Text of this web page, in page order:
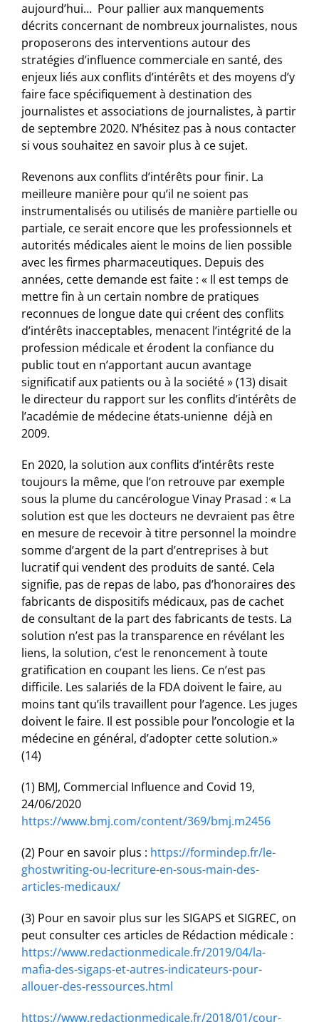
aujourd’hui… Pour pallier aux manquements
décrits concernant de nombreux journalistes, nous
proposerons des interventions autour des
stratégies d’influence commerciale en santé, des
enjeux liés aux conflits d’intérêts et des moyens d’y
faire face spécifiquement à destination des
journalistes et associations de journalistes, à partir
de septembre 2020. N’hésitez pas à nous contacter
si vous souhaitez en savoir plus à ce sujet.
Revenons aux conflits d’intérêts pour finir. La
meilleure manière pour qu’il ne soient pas
instrumentalisés ou utilisés de manière partielle ou
partiale, ce serait encore que les professionnels et
autorités médicales aient le moins de lien possible
avec les firmes pharmaceutiques. Depuis des
années, cette demande est faite : « Il est temps de
mettre fin à un certain nombre de pratiques
reconnues de longue date qui créent des conflits
d’intérêts inacceptables, menacent l’intégrité de la
profession médicale et érodent la confiance du
public tout en n’apportant aucun avantage
significatif aux patients ou à la société » (13) disait
le directeur du rapport sur les conflits d’intérêts de
l’académie de médecine états-unienne déjà en
2009.
En 2020, la solution aux conflits d’intérêts reste
toujours la même, que l’on retrouve par exemple
sous la plume du cancérologue Vinay Prasad : « La
solution est que les docteurs ne devraient pas être
en mesure de recevoir à titre personnel la moindre
somme d’argent de la part d’entreprises à but
lucratif qui vendent des produits de santé. Cela
signifie, pas de repas de labo, pas d’honoraires des
fabricants de dispositifs médicaux, pas de cachet
de consultant de la part des fabricants de tests. La
solution n’est pas la transparence en révélant les
liens, la solution, c’est le renoncement à toute
gratification en coupant les liens. Ce n’est pas
difficile. Les salariés de la FDA doivent le faire, au
moins tant qu’ils travaillent pour l’agence. Les juges
doivent le faire. Il est possible pour l’oncologie et la
médecine en général, d’adopter cette solution.»
(14)
(1) BMJ, Commercial Influence and Covid 19,
24/06/2020
https://www.bmj.com/content/369/bmj.m2456
(2) Pour en savoir plus : https://formindep.fr/le-
ghostwriting-ou-lecriture-en-sous-main-des-
articles-medicaux/
(3) Pour en savoir plus sur les SIGAPS et SIGREC, on
peut consulter ces articles de Rédaction médicale :
https://www.redactionmedicale.fr/2019/04/la-
mafia-des-sigaps-et-autres-indicateurs-pour-
allouer-des-ressources.html
https://www.redactionmedicale.fr/2018/01/cour-